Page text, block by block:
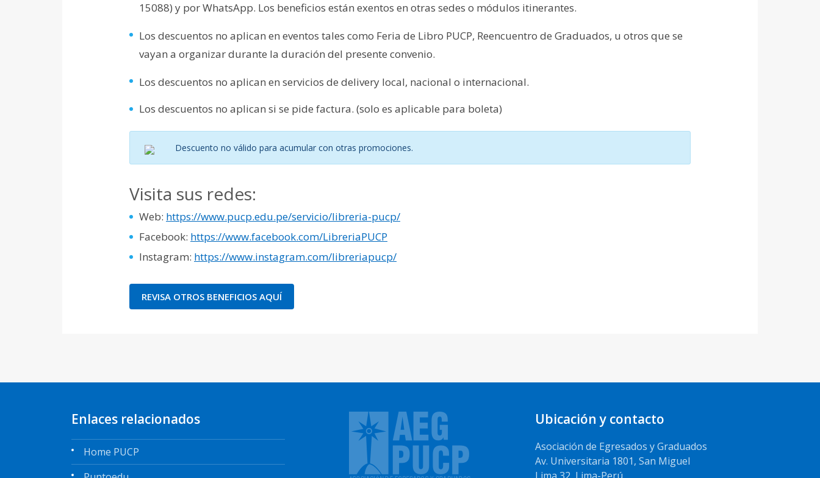
15088) y por WhatsApp. Los beneficios están exentos en otras sedes o módulos itinerantes.
Los descuentos no aplican en eventos tales como Feria de Libro PUCP, Reencuentro de Graduados, u otros que se
vayan a organizar durante la duración del presente convenio.
Los descuentos no aplican en servicios de delivery local, nacional o internacional.
Los descuentos no aplican si se pide factura. (solo es aplicable para boleta)
Descuento no válido para acumular con otras promociones.
Visita sus redes:
Web: https://www.pucp.edu.pe/servicio/libreria-pucp/
Facebook: https://www.facebook.com/LibreriaPUCP
Instagram: https://www.instagram.com/libreriapucp/
REVISA OTROS BENEFICIOS AQUÍ
Enlaces relacionados
Home PUCP
Ubicación y contacto
Asociación de Egresados y Graduados
Av. Universitaria 1801, San Miguel